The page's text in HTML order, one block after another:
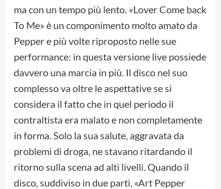
ma con un tempo più lento. «Lover Come back
To Me» è un componimento molto amato da
Pepper e più volte riproposto nelle sue
performance: in questa versione live possiede
davvero una marcia in più. Il disco nel suo
complesso va oltre le aspettative se si
considera il fatto che in quel periodo il
contraltista era malato e non completamente
in forma. Solo la sua salute, aggravata da
problemi di droga, ne stavano ritardando il
ritorno sulla scena ad alti livelli. Quando il
disco, suddiviso in due parti, «Art Pepper